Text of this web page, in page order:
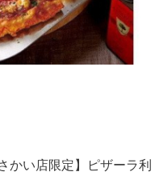
かい店限定】ピザーラ利